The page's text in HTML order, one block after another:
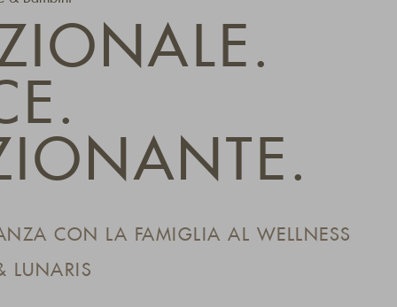
CON LA FAMIGLIA AL WELLNESS
LUNARIS